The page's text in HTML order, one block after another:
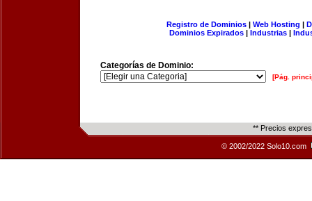
Registro de Dominios| Web Hosting |
Dominios Expirados | Industrias |
Categorías de Dominio:
[Pág.
** Precios
© 2002/2022 Solo10.com